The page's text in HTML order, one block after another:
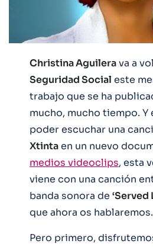
Christina Aguilerava a
Seguridad Social este
trabajo que se ha
mucho, mucho tiempo. Y
poder escuchar una
Xtintaen un nuevo
medios videoclips, esta
viene con una canción
banda sonora de ‘Served
que ahora os hablaremos.
Pero primero,